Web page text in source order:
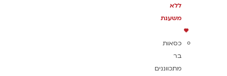
ללא
משענת
כסאות
בר
מתכווננים